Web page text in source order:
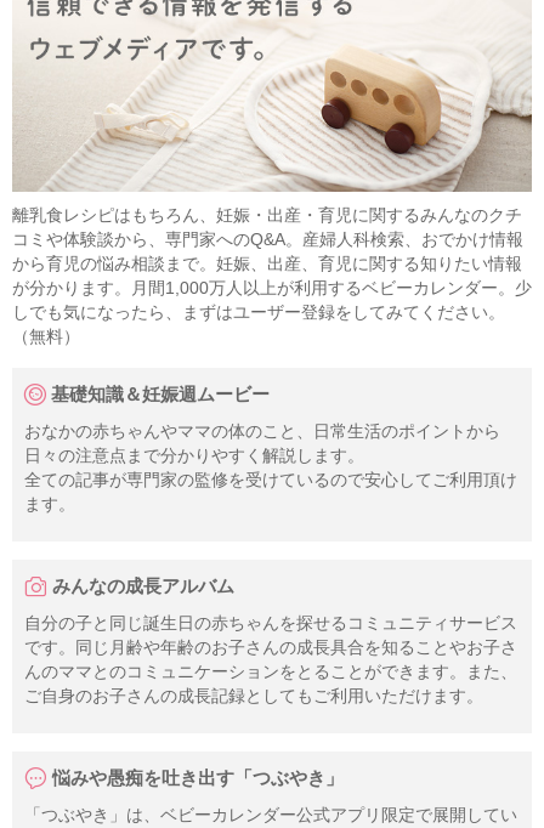
離乳食レシピはもちろん、妊娠・出産・育児に関するみんなのクチ
コミや体験談から、専門家へのQ&A。産婦人科検索、おでかけ情報
から育児の悩み相談まで。妊娠、出産、育児に関する知りたい情報
が分かります。月間1,000万人以上が利用するベビーカレンダー。少
しでも気になったら、まずはユーザー登録をしてみてください。
（無料）
基礎知識＆妊娠週ムービー
おなかの赤ちゃんやママの体のこと、日常生活のポイントから
日々の注意点まで分かりやすく解説します。
全ての記事が専門家の監修を受けているので安心してご利用頂け
ます。
みんなの成長アルバム
自分の子と同じ誕生日の赤ちゃんを探せるコミュニティサービス
です。同じ月齢や年齢のお子さんの成長具合を知ることやお子さ
んのママとのコミュニケーションをとることができます。また、
ご自身のお子さんの成長記録としてもご利用いただけます。
悩みや愚痴を吐き出す「つぶやき」
「つぶやき」は、ベビーカレンダー公式アプリ限定で展開してい